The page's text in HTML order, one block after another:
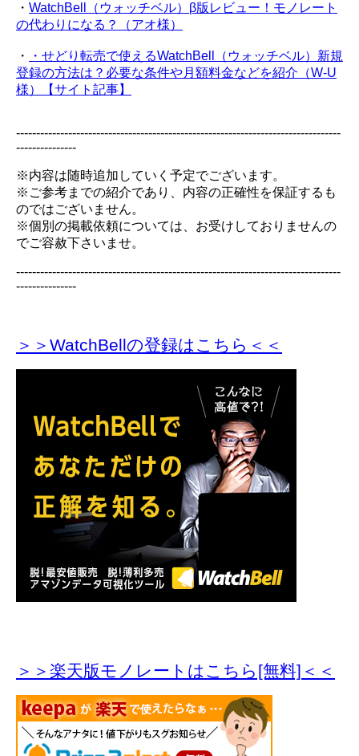
・ WatchBell（ウォッチベル）β版レビュー！モノレート
の代わりになる？（アオ様）
・
・せどり転売で使えるWatchBell（ウォッチベル）新規
登録の方法は？必要な条件や月額料金などを紹介（W-U
様）【サイト記事】
---------------------------------------------------------------------------------
---------------
※内容は随時追加していく予定でございます。
※ご参考までの紹介であり、内容の正確性を保証するも
のではございません。
※個別の掲載依頼については、お受けしておりませんの
でご容赦下さいませ。
---------------------------------------------------------------------------------
---------------
＞＞WatchBellの登録はこちら＜＜
＞＞楽天版モノレートはこちら[無料]＜＜